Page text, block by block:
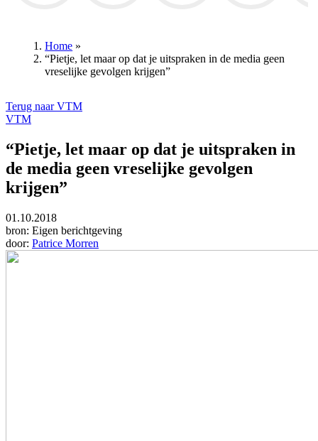
Kruimelpad
Home »
“Pietje, let maar op dat je uitspraken in de media geen
vreselijke gevolgen krijgen”
Terug naar VTM
VTM
“Pietje, let maar op dat je uitspraken in
de media geen vreselijke gevolgen
krijgen”
01.10.2018
bron: Eigen berichtgeving
door: Patrice Morren